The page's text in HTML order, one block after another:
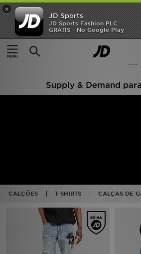
×
JD Sports
JD Sports Fashion PLC
GRÁTIS - No Google Play
Página principal
Homem
76 produtos encontrados
Supply & Demand
CALÇÕES T-SHIRTS CALÇAS DE
INÍCIO
Promoções
VER MARCAS
LOCALIZADOR DE LOJAS